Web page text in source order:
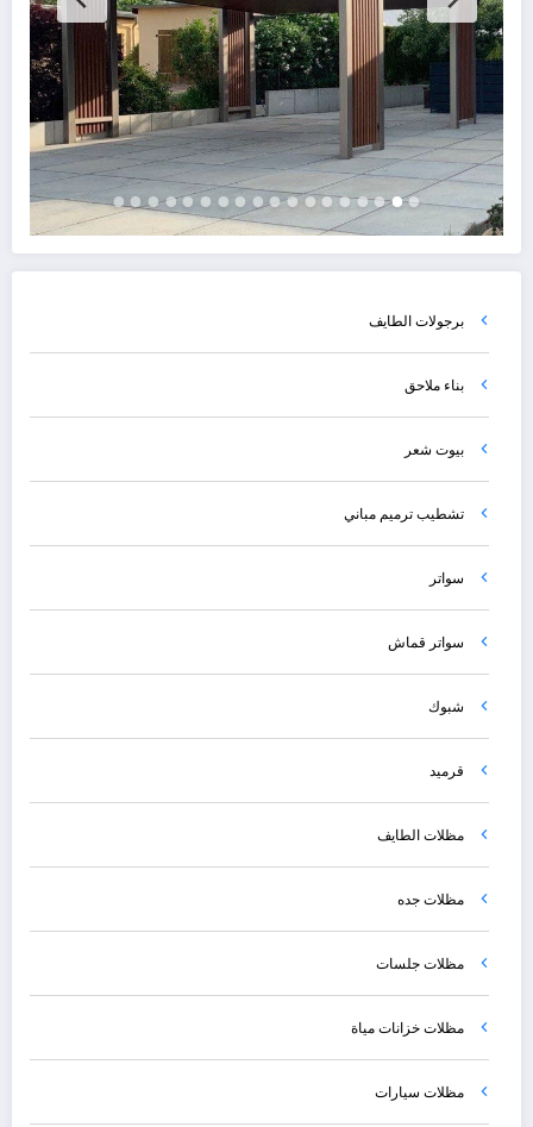
برجولات الطايف
بناء ملاحق
بيوت شعر
تشطيب ترميم مباني
سواتر
سواتر قماش
شبوك
قرميد
مظلات الطايف
مظلات جده
مظلات جلسات
مظلات خزانات مياة
مظلات سيارات